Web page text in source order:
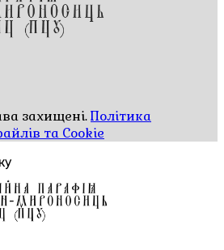
захищені.Політика
та Cookie